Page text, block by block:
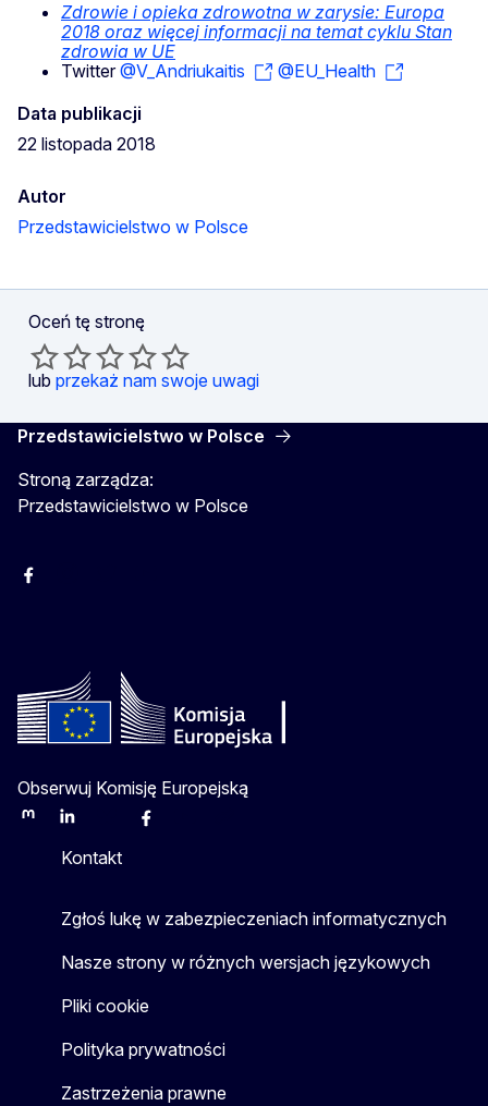
Zdrowie i opieka zdrowotna w zarysie: Europa
2018 oraz więcej informacji na temat cyklu Stan
zdrowia w UE
Twitter@V_Andriukaitis
@EU_Health
Data publikacji
22 listopada 2018
Autor
Przedstawicielstwo w Polsce
Oceń tę stronę
lub przekaż nam swoje uwagi
Przedstawicielstwo w Polsce
Stroną zarządza:
Przedstawicielstwo w Polsce
Facebook
Obserwuj Komisję Europejską
MastodonLinkedInBlueskyFacebook
Kontakt
Zgłoś lukę w zabezpieczeniach informatycznych
Nasze strony w różnych wersjach językowych
Pliki cookie
Polityka prywatności
Zastrzeżenia prawne